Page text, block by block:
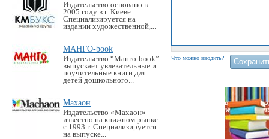
Издательство основано в
2005 году в г. Киеве.
Специализируется на
издании художественной,...
МАНГО-book
Издательство “Манго-book”
выпускает увлекательные и
поучительные книги для
детей дошкольного...
Махаон
Издательство «Махаон»
известно на книжном рынке
с 1993 г. Специализируется
на выпуске...
Что можно вводить?